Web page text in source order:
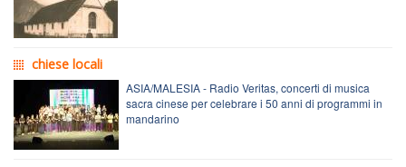
chiese locali
ASIA/MALESIA - Radio Veritas, concerti di musica
sacra cinese per celebrare i 50 anni di programmi in
mandarino